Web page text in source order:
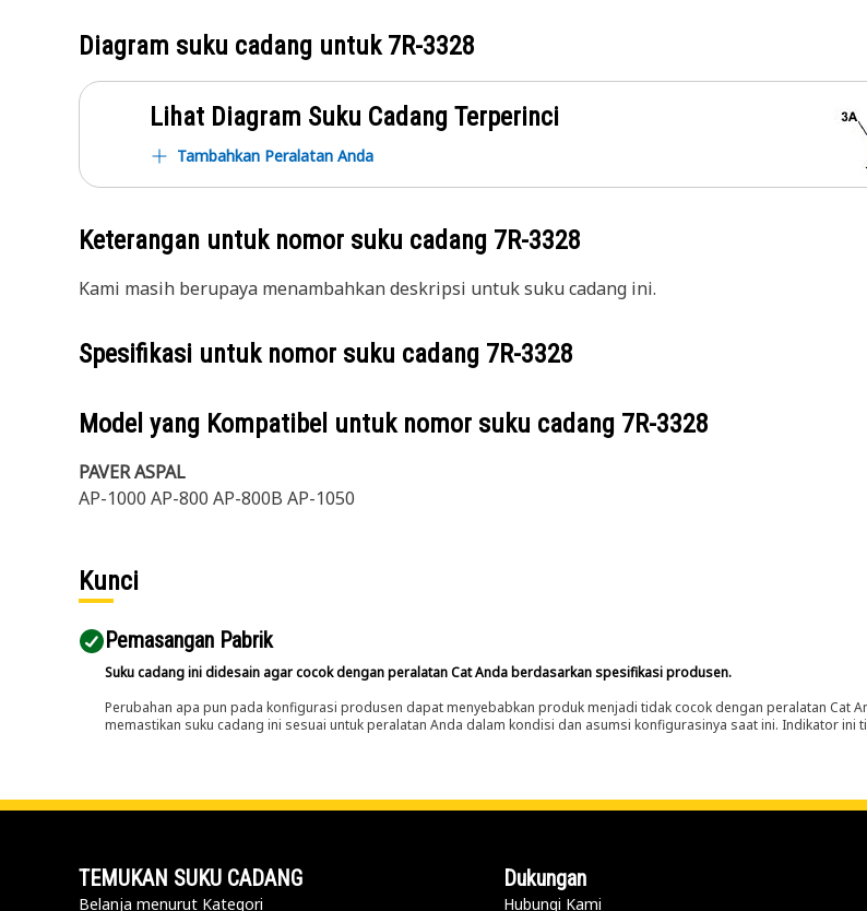
Diagram suku cadang untuk7R-3328
Lihat Diagram Suku Cadang Terperinci
Tambahkan Peralatan Anda
Keterangan untuk nomor suku cadang 7R-3328
Kami masih berupaya menambahkan deskripsi untuk suku cadang ini.
Spesifikasi untuk nomor suku cadang 7R-3328
Model yang Kompatibel untuk nomor suku cadang 7R-3328
PAVER ASPAL
AP-1000 AP-800 AP-800B AP-1050
Kunci
Pemasangan Pabrik
Suku cadang ini didesain agar cocok dengan peralatan Cat Anda berdasarkan spesifikasi produsen.
Perubahan apa pun pada konfigurasi produsen dapat menyebabkan produk menjadi tidak cocok dengan peralatan Cat
memastikan suku cadang ini sesuai untuk peralatan Anda dalam kondisi dan asumsi konfigurasinya saat ini. Indikator ini
TEMUKAN SUKU CADANG
Belanja menurut Kategori
Dukungan
Hubungi Kami